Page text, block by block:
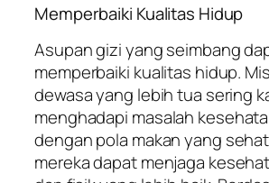
Memperbaiki Kualitas Hidup
Asupan gizi yang seimbang
memperbaiki kualitas hidup.
dewasa yang lebih tua sering
menghadapi masalah
dengan pola makan yang
mereka dapat menjaga